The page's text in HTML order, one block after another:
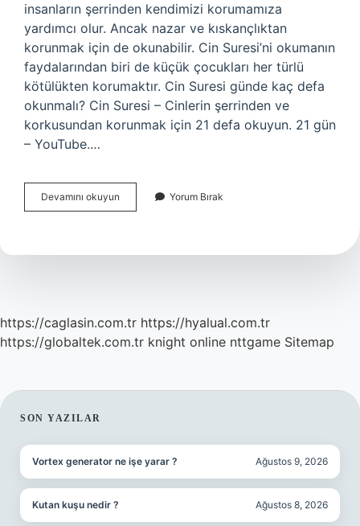
insanların şerrinden kendimizi korumamıza
yardımcı olur. Ancak nazar ve kıskançlıktan
korunmak için de okunabilir. Cin Suresi’ni okumanın
faydalarından biri de küçük çocukları her türlü
kötülükten korumaktır. Cin Suresi günde kaç defa
okunmalı? Cin Suresi – Cinlerin şerrinden ve
korkusundan korunmak için 21 defa okuyun. 21 gün
– YouTube.…
Devamını okuyun
Süresi
Yorum Bırak
https://caglasin.com.tr https://hyalual.com.tr
https://globaltek.com.tr knight online nttgame Sitemap
SIDEBAR
SON YAZILAR
Vortex generator ne işe yarar ? Ağustos 9, 2026
Kutan kuşu nedir ? Ağustos 8, 2026